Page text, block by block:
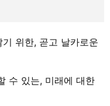
기 위한, 곧고 날카로운
수 있는, 미래에 대한